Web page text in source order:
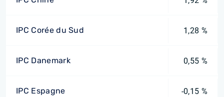
IPC Corée du Sud 1,28 %
IPC Danemark 0,55 %
IPC Espagne -0,15 %